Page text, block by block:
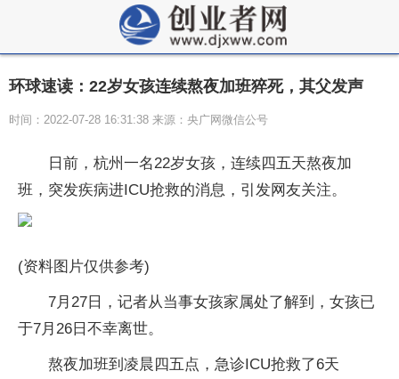
环球速读：22岁女孩连续熬夜加班猝死，其父发声
时间：2022-07-28 16:31:38 来源：央广网微信公号
日前，杭州一名22岁女孩，连续四五天熬夜加
班，突发疾病进ICU抢救的消息，引发网友关注。
(资料图片仅供参考)
7月27日，记者从当事女孩家属处了解到，女孩已
于7月26日不幸离世。
熬夜加班到凌晨四五点，急诊ICU抢救了6天